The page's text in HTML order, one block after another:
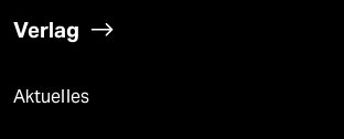
Verlag
Aktuelles